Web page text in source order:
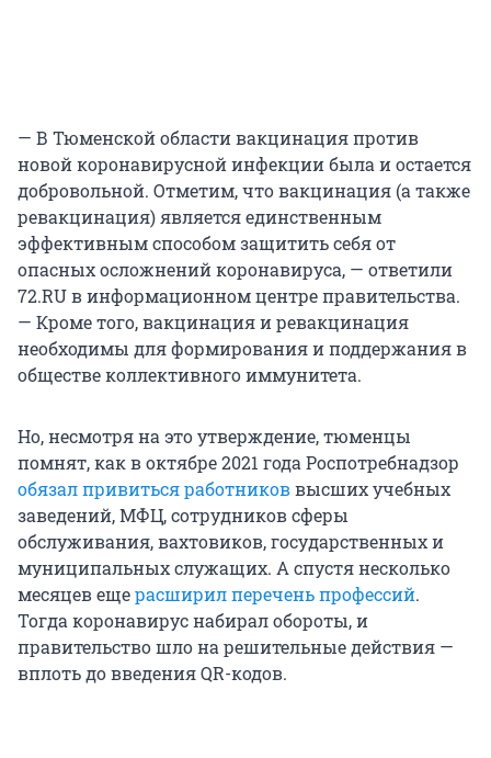
— В Тюменской области вакцинация против
новой коронавирусной инфекции была и остается
добровольной. Отметим, что вакцинация (а также
ревакцинация) является единственным
эффективным способом защитить себя от
опасных осложнений коронавируса, — ответили
72.RU в информационном центре правительства.
— Кроме того, вакцинация и ревакцинация
необходимы для формирования и поддержания в
обществе коллективного иммунитета.
Но, несмотря на это утверждение, тюменцы
помнят, как в октябре 2021 года Роспотребнадзор
обязал привиться работниковвысших учебных
заведений, МФЦ, сотрудников сферы
обслуживания, вахтовиков, государственных и
муниципальных служащих. А спустя несколько
месяцев ещерасширил перечень профессий.
Тогда коронавирус набирал обороты, и
правительство шло на решительные действия —
вплоть до введения QR-кодов.